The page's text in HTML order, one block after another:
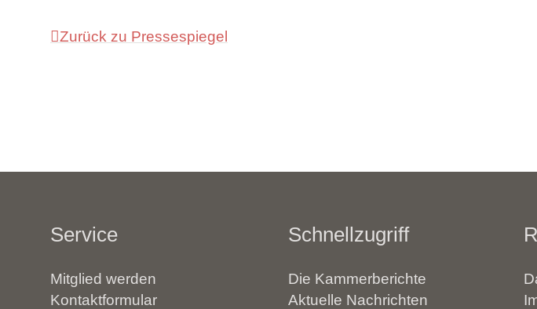
Zurück zu Pressespiegel
Service
Mitglied werden
Kontaktformular
Schnellzugriff
Die Kammerberichte
Aktuelle Nachrichten